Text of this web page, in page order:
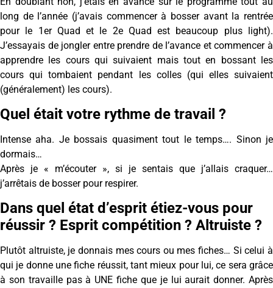
long de l’année (j’avais commencer à bosser avant la rentrée
pour le 1er Quad et le 2e Quad est beaucoup plus light).
J’essayais de jongler entre prendre de l’avance et commencer à
apprendre les cours qui suivaient mais tout en bossant les
cours qui tombaient pendant les colles (qui elles suivaient
(généralement) les cours).
Quel était votre rythme de travail ?
Intense aha. Je bossais quasiment tout le temps…. Sinon je
dormais…
Après je « m’écouter », si je sentais que j’allais craquer…
j’arrêtais de bosser pour respirer.
Dans quel état d’esprit étiez-vous pour
réussir ? Esprit compétition ? Altruiste ?
Plutôt altruiste, je donnais mes cours ou mes fiches… Si celui à
qui je donne une fiche réussit, tant mieux pour lui, ce sera grâce
à son travaille pas à UNE fiche que je lui aurait donner. Après